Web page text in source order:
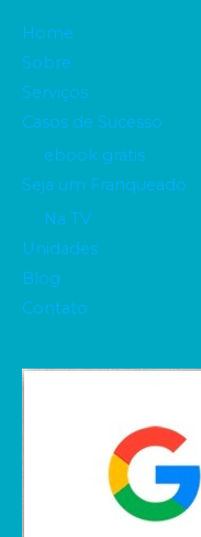
Home
Sobre
Serviços
Casos de Sucesso
ebook grátis
Seja um Franqueado
Na TV
Unidades
Blog
Contato